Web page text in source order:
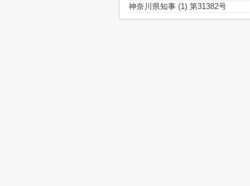
神奈川県知事 (1) 第31382号